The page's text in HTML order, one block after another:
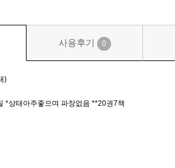
사용후기 0
)
*상태아주좋으며 파장없음 **20권7책